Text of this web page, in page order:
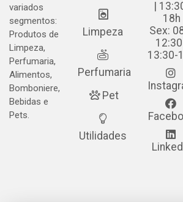
variados
segmentos:
Produtos de
Limpeza,
Perfumaria,
Alimentos,
Bomboniere,
Bebidas e
Pets.
Limpeza
Perfumaria
Pet
Utilidades
|
18h
Sex:
12:30 |
13:30-